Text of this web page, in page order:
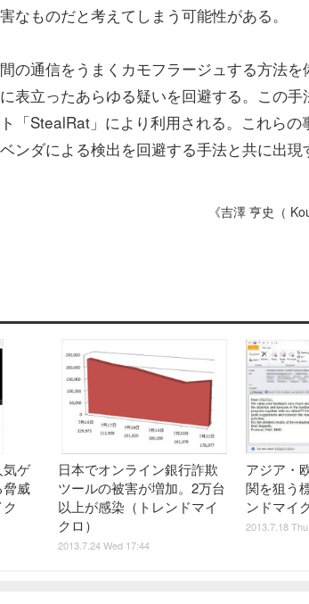
ものだと考えてしまう可能性がある。
の通信をうまくカモフラージュする方法を
表立ったあらゆる疑いを回避する。この
「StealRat」により利用される。これらの
ンダによる検出を回避する手法と共に出現
《吉澤 亨史（
気ゲ
脅威
日本でオンライン銀行詐欺
ツールの被害が増加。2万台
以上が感染（トレンドマイ
クロ）
2013.7.24 Wed 17:44
アジア・
関を狙う
ンドマイ
2013.7.18